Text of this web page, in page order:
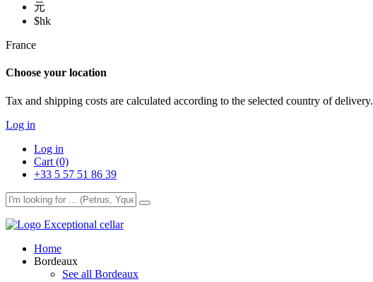
元
$hk
France
Choose your location
Tax and shipping costs are calculated according to the selected country of delivery.
Log in
Log in
Cart (0)
+33 5 57 51 86 39
Exceptional cellar
Home
Bordeaux
See all Bordeaux